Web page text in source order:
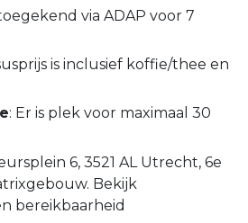
via ADAP voor 7
is inclusief koffie/thee en
: Er is plek voor maximaal 30
6, 3521 AL Utrecht, 6e
Bekijk
bereikbaarheid